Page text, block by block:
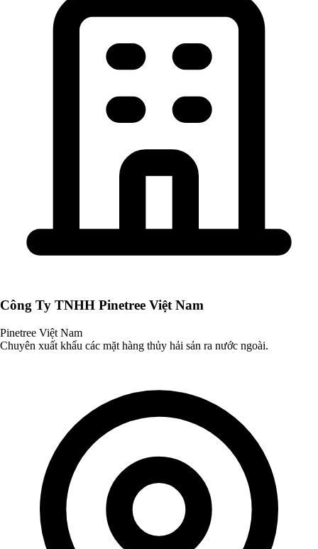
Công Ty TNHH Pinetree Việt Nam
Pinetree Việt Nam
Chuyên xuất khẩu các mặt hàng thủy hải sản ra nước ngoài.